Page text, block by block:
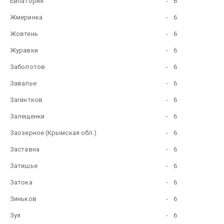
Жмеринка - 6
Жовтень - 6
Журавки - 6
Заболотов - 6
Завалье - 6
Загинтков - 6
Залещенки - 6
Заозерное (Крымская обл.) - 6
Заставна - 6
Затишье - 6
Затока - 6
Зиньков - 6
Зуя - 6